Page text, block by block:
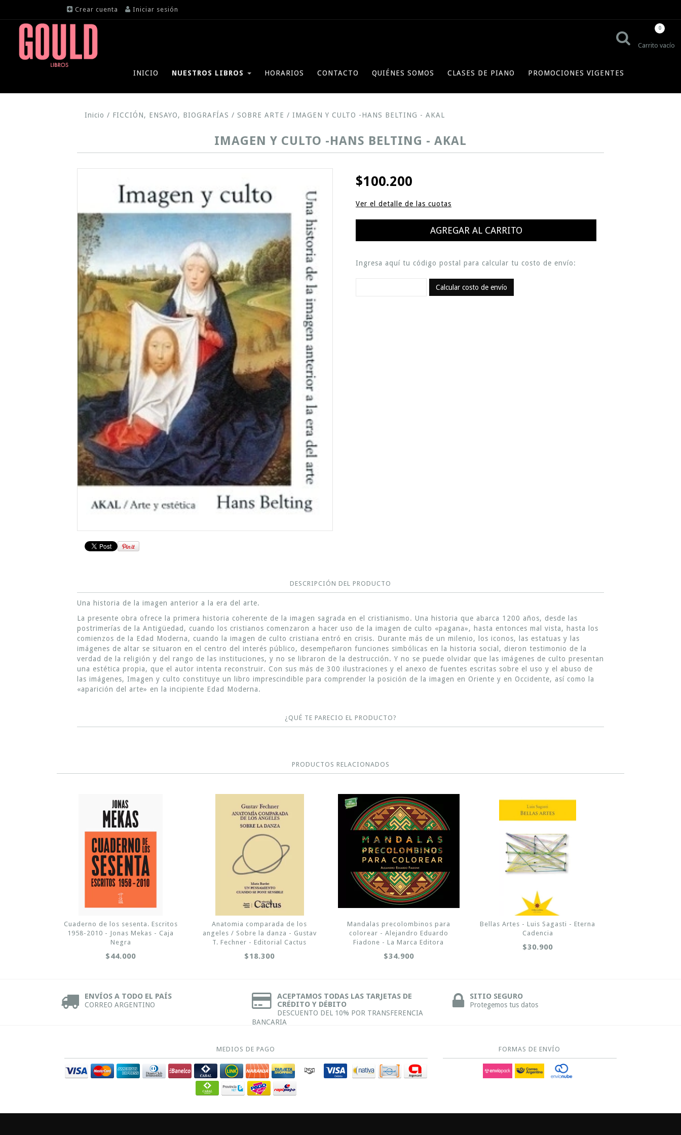
Crear cuenta Iniciar sesión
Carrito vacío
0
INICIO NUESTROS LIBROS HORARIOS CONTACTO QUIÉNES SOMOS CLASES DE PIANO PROMOCIONES VIGENTES
Inicio / FICCIÓN, ENSAYO, BIOGRAFÍAS / SOBRE ARTE / IMAGEN Y CULTO -HANS BELTING - AKAL
IMAGEN Y CULTO -HANS BELTING - AKAL
$100.200
Ver el detalle de las cuotas
Ingresa aquí tu código postal para calcular tu costo de envío:
Calcular costo de envío
DESCRIPCIÓN DEL PRODUCTO
Una historia de la imagen anterior a la era del arte.
La presente obra ofrece la primera historia coherente de la imagen sagrada en el cristianismo. Una historia que abarca 1200 años, desde las
postrimerías de la Antigüedad, cuando los cristianos comenzaron a hacer uso de la imagen de culto «pagana», hasta entonces mal vista, hasta los
comienzos de la Edad Moderna, cuando la imagen de culto cristiana entró en crisis. Durante más de un milenio, los iconos, las estatuas y las
imágenes de altar se situaron en el centro del interés público, desempeñaron funciones simbólicas en la historia social, dieron testimonio de la
verdad de la religión y del rango de las instituciones, y no se libraron de la destrucción. Y no se puede olvidar que las imágenes de culto presentan
una estética propia, que el autor intenta reconstruir. Con sus más de 300 ilustraciones y el anexo de fuentes escritas sobre el uso y el abuso de
las imágenes, Imagen y culto constituye un libro imprescindible para comprender la posición de la imagen en Oriente y en Occidente, así como la
«aparición del arte» en la incipiente Edad Moderna.
¿QUÉ TE PARECIO EL PRODUCTO?
PRODUCTOS RELACIONADOS
Cuaderno de los sesenta. Escritos
1958-2010 - Jonas Mekas - Caja
Negra
$44.000
Anatomia comparada de los
angeles / Sobre la danza - Gustav
T. Fechner - Editorial Cactus
$18.300
Mandalas precolombinos para
colorear - Alejandro Eduardo
Fiadone - La Marca Editora
$34.900
Bellas Artes - Luis Sagasti - Eterna
Cadencia
$30.900
ENVÍOS A TODO EL PAÍS
CORREO ARGENTINO
ACEPTAMOS TODAS LAS TARJETAS DE
CRÉDITO Y DÉBITO
DESCUENTO DEL 10% POR TRANSFERENCIA
BANCARIA
SITIO SEGURO
Protegemos tus datos
MEDIOS DE PAGO FORMAS DE ENVÍO